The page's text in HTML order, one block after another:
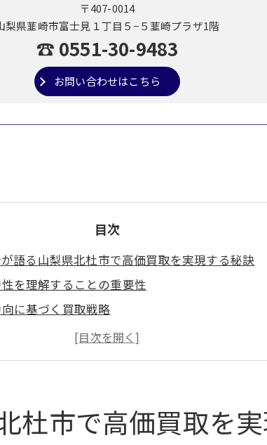
〒407-0014
梨県韮崎市富士見１丁目５−５韮崎プラザ1階
☎ 0551-30-9483
お問い合わせはこちら
目次
語る山梨県北杜市で高価買取を実現する秘訣
を理解することの重要性
に基づく買取戦略
定士が注目するブランド品の特徴
ズに応える柔軟な対応
が共有する成功事例
かした買取査定士の役割と目利き力
杜市で高価買取を